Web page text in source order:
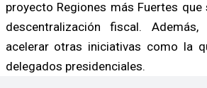
proyecto Regiones más Fuertes
descentralización fiscal.
acelerar otras iniciativas como la
delegados presidenciales.